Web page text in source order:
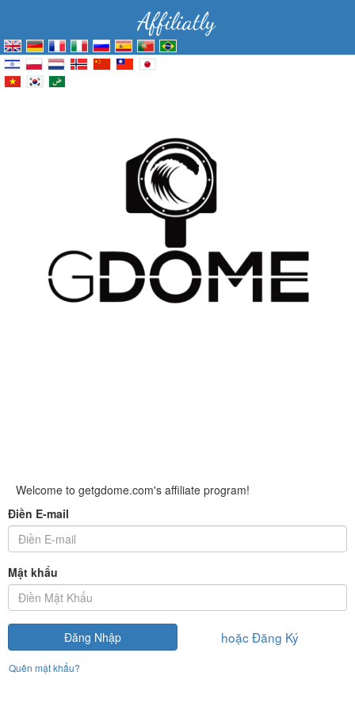
Welcome to getgdome.com's affiliate program!
Điền E-mail
Mật khẩu
Đăng Nhập hoặc Đăng Ký
Quên mật khẩu?